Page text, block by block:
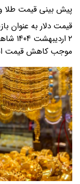
پیش بینی قیمت طلا
قیمت دلار به عنوان
۲
موجب کاهش قیمت